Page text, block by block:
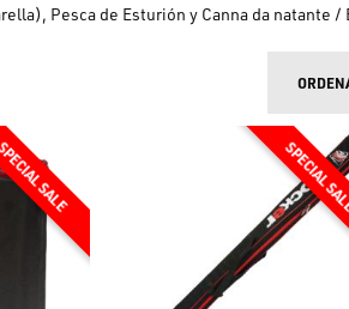
Pesca de Esturión y Canna da natante